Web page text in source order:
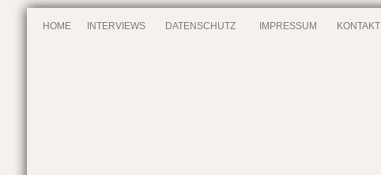
HOME INTERVIEWS DATENSCHUTZ IMPRESSUM KONTAKT